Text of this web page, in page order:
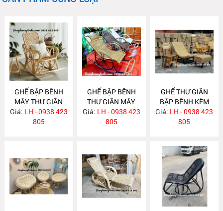
GHẾ BẬP BÊNH
MÂY THƯ GIÃN
MA846
Giá: LH - 0938 423
805
GHẾ BẬP BÊNH
THƯ GIÃN MÂY
NHỰA NH393
Giá: LH - 0938 423
805
GHẾ THƯ GIÃN
BẬP BÊNH KÈM
ĐÔN GÁC CHÂN
LỤC BÌNH MA776
Giá: LH - 0938 423
805